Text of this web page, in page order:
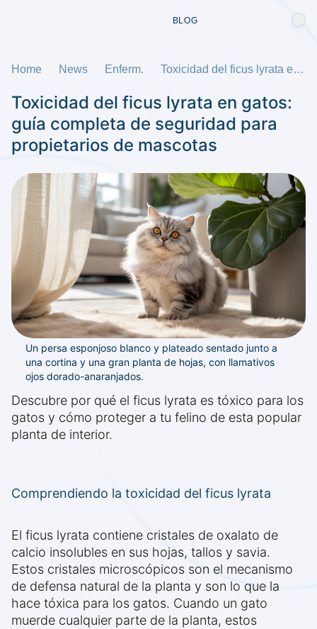
BLOG
Home News Enferm. Toxicidad del ficus lyrata en gatos: guía completa de seguridad para propietarios de mascotas
Toxicidad del ficus lyrata en gatos:
guía completa de seguridad para
propietarios de mascotas
Un persa esponjoso blanco y plateado sentado junto a
una cortina y una gran planta de hojas, con llamativos
ojos dorado-anaranjados.
Descubre por qué el ficus lyrata es tóxico para los
gatos y cómo proteger a tu felino de esta popular
planta de interior.
Comprendiendo la toxicidad del ficus lyrata
El ficus lyrata contiene cristales de oxalato de
calcio insolubles en sus hojas, tallos y savia.
Estos cristales microscópicos son el mecanismo
de defensa natural de la planta y son lo que la
hace tóxica para los gatos. Cuando un gato
muerde cualquier parte de la planta, estos